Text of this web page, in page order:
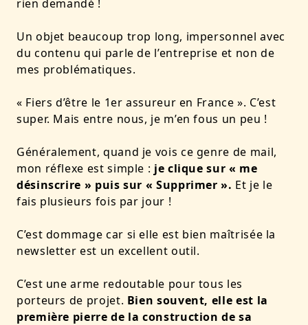
rien demandé !
Un objet beaucoup trop long, impersonnel avec
du contenu qui parle de l’entreprise et non de
mes problématiques.
« Fiers d’être le 1er assureur en France ». C’est
super. Mais entre nous, je m’en fous un peu !
Généralement, quand je vois ce genre de mail,
mon réflexe est simple : je clique sur « me
désinscrire » puis sur « Supprimer ». Et je le
fais plusieurs fois par jour !
C’est dommage car si elle est bien maîtrisée la
newsletter est un excellent outil.
C’est une arme redoutable pour tous les
porteurs de projet. Bien souvent, elle est la
première pierre de la construction de sa